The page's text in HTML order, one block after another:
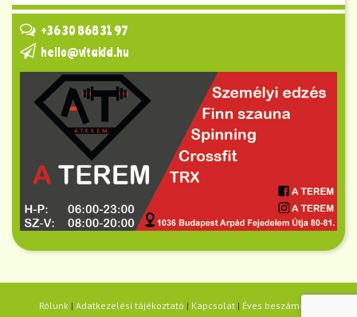
+36 30 868 31 97
hello@vitakid.hu
Rólunk| Adatkezelési tájékoztató | Kapcsolat| Éves beszámolók